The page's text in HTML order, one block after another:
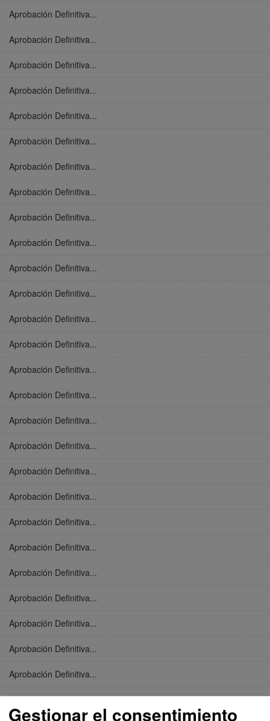
Aprobación Definitiva...
Aprobación Definitiva...
Aprobación Definitiva...
Aprobación Definitiva...
Aprobación Definitiva...
Aprobación Definitiva...
Aprobación Definitiva...
Aprobación Definitiva...
Aprobación Definitiva...
Aprobación Definitiva...
Aprobación Definitiva...
Aprobación Definitiva...
Aprobación Definitiva...
Aprobación Definitiva...
Aprobación Definitiva...
Aprobación Definitiva...
Aprobación Definitiva...
Aprobación Definitiva...
Aprobación Definitiva...
Aprobación Definitiva...
Aprobación Definitiva...
Aprobación Definitiva...
Aprobación Definitiva...
Aprobación Definitiva...
Aprobación Definitiva...
Aprobación Definitiva...
Aprobación Definitiva...
Aprobación Definitiva...
Gestionar el consentimiento